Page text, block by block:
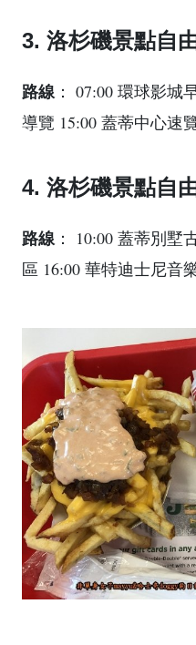
3. 洛杉磯景點自
路線 ： 07:00 環球影城
導覽 15:00 蓋蒂中心速
4. 洛杉磯景點自
路線 ： 10:00 蓋蒂別墅
區 16:00 華特迪士尼音